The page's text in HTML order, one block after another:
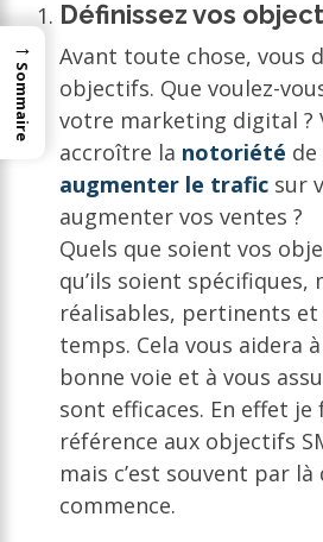
Définissez vos
Avant toute chose, vous
objectifs. Que voulez-
votre marketing digital ?
accroître la notoriété
augmenter le traficsur
augmenter vos ventes ?
Quels que soient vos
qu’ils soient spécifiques,
réalisables, pertinents
temps. Cela vous aidera
bonne voie et à vous
sont efficaces. En effet
référence aux objectifs
mais c’est souvent par
commence.
→
Sommaire